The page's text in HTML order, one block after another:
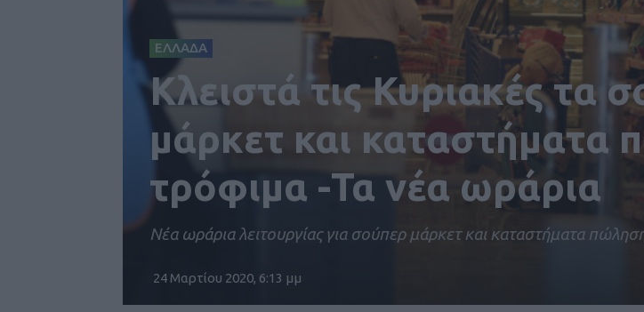
ΕΛΛΑΔΑ
Κλειστά τις Κυριακές τα
μάρκετ και καταστήματα
τρόφιμα -Τα νέα ωράρια
Νέα ωράρια λειτουργίας για σούπερ μάρκετ και καταστήματα
24 Μαρτίου 2020, 6:13 μμ